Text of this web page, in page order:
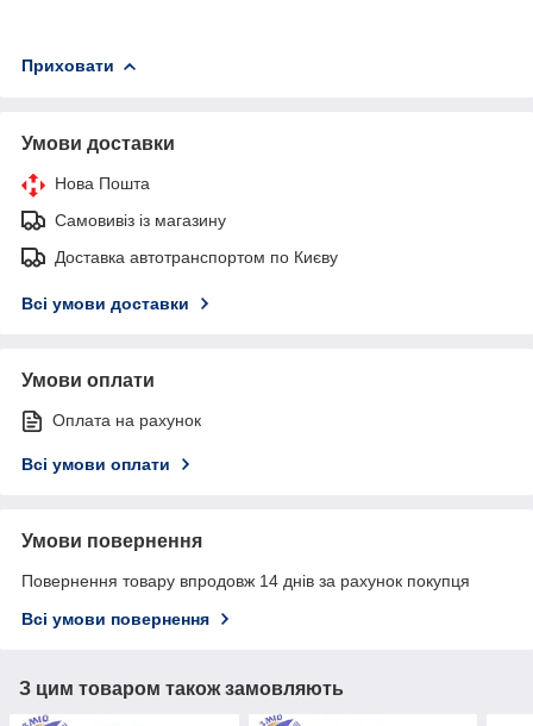
Приховати
Умови доставки
Нова Пошта
Самовивіз із магазину
Доставка автотранспортом по Києву
Всі умови доставки
Умови оплати
Оплата на рахунок
Всі умови оплати
Умови повернення
Повернення товару впродовж 14 днів за рахунок покупця
Всі умови повернення
З цим товаром також замовляють